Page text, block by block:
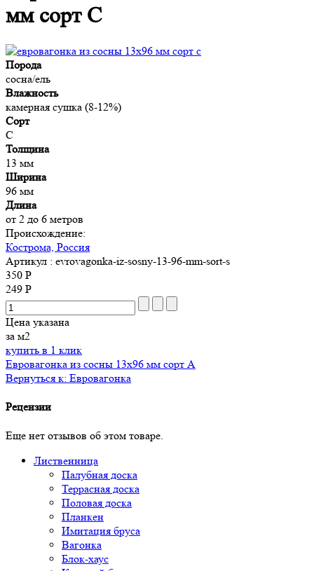
мм сорт C
Порода
сосна/ель
Влажность
камерная сушка (8-12%)
Сорт
C
Толщина
13 мм
Ширина
96 мм
Длина
от 2 до 6 метров
Происхождение:
Кострома, Россия
Артикул : evrovagonka-iz-sosny-13-96-mm-sort-s
350 Р
249 Р
Цена указана
за м2
купить в 1 клик
Евровагонка из сосны 13х96 мм сорт A
Вернуться к: Евровагонка
Рецензии
Еще нет отзывов об этом товаре.
Лиственница
Палубная доска
Террасная доска
Половая доска
Планкен
Имитация бруса
Вагонка
Блок-хаус